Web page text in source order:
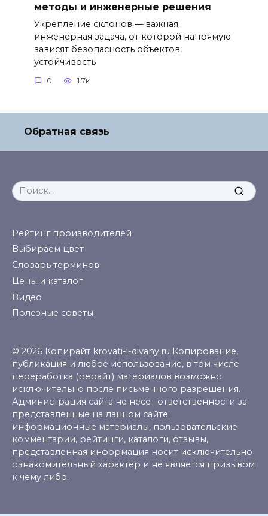
методы и инженерные решения
Укрепление склонов — важная
инженерная задача, от которой напрямую
зависят безопасность объектов,
устойчивость
0 1.7к.
Обратная связь
Search
for:
Рейтинг производителей
Выбираем цвет
Словарь терминов
Цены и каталог
Видео
Полезные советы
© 2026 Копирайт krovati-i-divany.ru Копирование,
публикация и любое использование, в том числе
переработка (рерайт) материалов возможно
исключительно после письменного разрешения.
Администрация сайта не несет ответственности за
представленные на данном сайте:
информационные материалы, пользовательские
комментарии, рейтинги, каталоги, отзывы,
представленная информация носит исключительно
ознакомительный характер и не является призывом
к чему либо.